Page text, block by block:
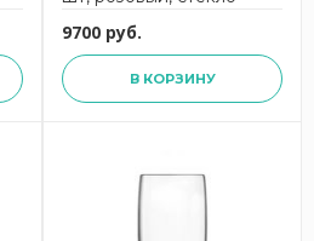
9700 руб.
В КОРЗИНУ